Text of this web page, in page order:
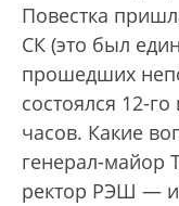
Повестка
СК (это был
прошедших
состоялся 12-
часов. Какие
генерал-майор
ректор РЭШ — и